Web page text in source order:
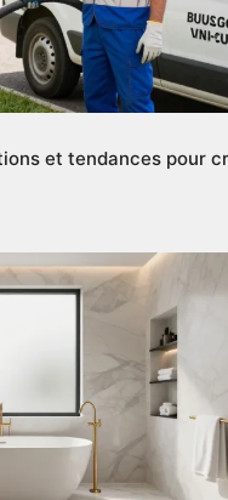
et tendances pour